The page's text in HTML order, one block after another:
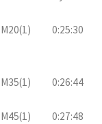
M20(1) 0:25:30
M35(1) 0:26:44
M45(1) 0:27:48